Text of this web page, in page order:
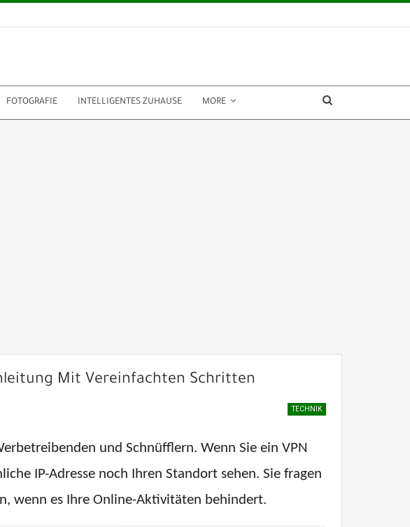
FOTOGRAFIE INTELLIGENTES ZUHAUSE MORE
Mit Vereinfachten Schritten
TECHNIK
und Schnüfflern. Wenn Sie ein VPN
IP-Adresse noch Ihren Standort sehen. Sie fragen
wenn es Ihre Online-Aktivitäten behindert.